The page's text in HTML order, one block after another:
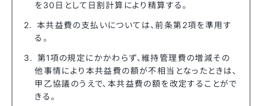
を30日として日割計算により精算する。
本共益費の支払いについては、前条第2項を準用す
る。
第1項の規定にかかわらず、維持管理費の増減その
他事情により本共益費の額が不相当となったときは、
甲乙協議のうえで、本共益費の額を改定することがで
きる。